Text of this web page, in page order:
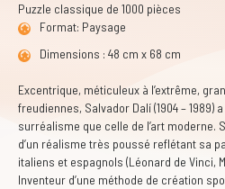
Puzzle classique de 1000 pièces
Format: Paysage
Dimensions : 48 cm x 68 cm
Excentrique, méticuleux à l’extrême,
freudiennes, Salvador Dalí (1904 – 1989)
surréalisme que celle de l’art moderne.
d’un réalisme très poussé reflétant sa
italiens et espagnols (Léonard de Vinci,
Inventeur d’une méthode de création